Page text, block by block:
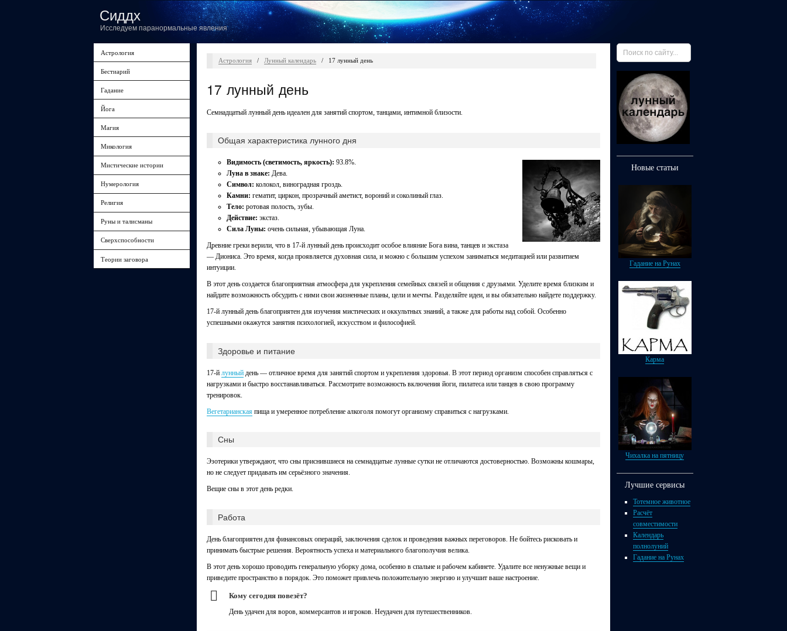
Сиддх
Исследуем паранормальные явления
Астрология
Бестиарий
Гадание
Йога
Магия
Микология
Мистические истории
Нумерология
Религия
Руны и талисманы
Сверхспособности
Теории заговора
Астрология / Лунный календарь / 17 лунный день
17 лунный день
Семнадцатый лунный день идеален для занятий спортом, танцами, интимной близости.
Общая характеристика лунного дня
Видимость (светимость, яркость): 93.8%.
Луна в знаке: Дева.
Символ: колокол, виноградная гроздь.
Камни: гематит, циркон, прозрачный аметист, вороний и соколиный глаз.
Тело: ротовая полость, зубы.
Действие: экстаз.
Сила Луны: очень сильная, убывающая Луна.
Древние греки верили, что в 17-й лунный день происходит особое влияние Бога вина, танцев и экстаза
— Диониса. Это время, когда проявляется духовная сила, и можно с большим успехом заниматься медитацией или развитием
интуиции.
В этот день создается благоприятная атмосфера для укрепления семейных связей и общения с друзьями. Уделите время близким и
найдите возможность обсудить с ними свои жизненные планы, цели и мечты. Разделяйте идеи, и вы обязательно найдете поддержку.
17-й лунный день благоприятен для изучения мистических и оккультных знаний, а также для работы над собой. Особенно
успешными окажутся занятия психологией, искусством и философией.
Здоровье и питание
17-йлунный день — отличное время для занятий спортом и укрепления здоровья. В этот период организм способен справляться с
нагрузками и быстро восстанавливаться. Рассмотрите возможность включения йоги, пилатеса или танцев в свою программу
тренировок.
Вегетарианская пища и умеренное потребление алкоголя помогут организму справиться с нагрузками.
Сны
Эзотерики утверждают, что сны приснившиеся на семнадцатые лунные сутки не отличаются достоверностью. Возможны кошмары,
но не следует придавать им серьёзного значения.
Вещие сны в этот день редки.
Работа
День благоприятен для финансовых операций, заключения сделок и проведения важных переговоров. Не бойтесь рисковать и
принимать быстрые решения. Вероятность успеха и материального благополучия велика.
В этот день хорошо проводить генеральную уборку дома, особенно в спальне и рабочем кабинете. Удалите все ненужные вещи и
приведите пространство в порядок. Это поможет привлечь положительную энергию и улучшит ваше настроение.
Кому сегодня повезёт?
День удачен для воров, коммерсантов и игроков. Неудачен для путешественников.
Новые статьи
Гадание на Рунах
Карма
Чихалка на пятницу
Лучшие сервисы
Тотемное животное
Расчёт
совместимости
Календарь
полнолуний
Гадание на Рунах